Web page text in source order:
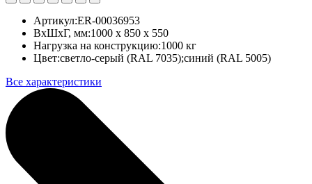
Артикул:ER-00036953
ВхШхГ, мм:1000 x 850 x 550
Нагрузка на конструкцию:1000 кг
Цвет:светло-серый (RAL 7035);синий (RAL 5005)
Все характеристики